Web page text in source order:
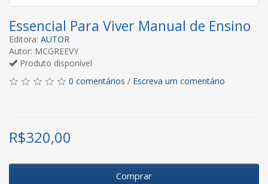
Essencial Para Viver Manual de Ensino
Editora: AUTOR
Autor: MCGREEVY
Produto disponível
0 comentários / Escreva um comentário
R$320,00
Comprar